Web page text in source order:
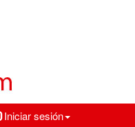
Iniciar sesión